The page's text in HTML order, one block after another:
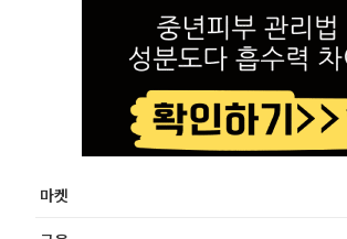
마켓